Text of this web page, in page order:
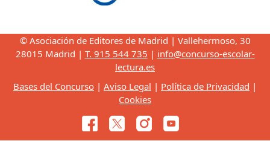
© Asociación de Editores de Madrid | Vallehermoso, 30
28015 Madrid | T. 915 544 735 | info@concurso-escolar-
lectura.es
Bases del Concurso | Aviso Legal | Política de Privacidad |
Cookies